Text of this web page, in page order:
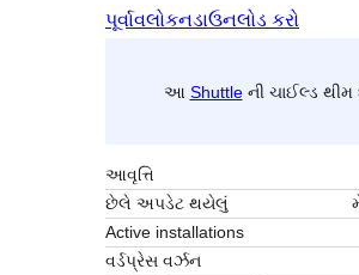
પૂર્વાવલોકનડાઉનલોડ કરો
આ Shuttleની ચાઈલ્ડ થીમ
આવૃત્તિ
છેલે અપડેટ થયેલું
Active installations
વર્ડપ્રેસ વર્ઝન